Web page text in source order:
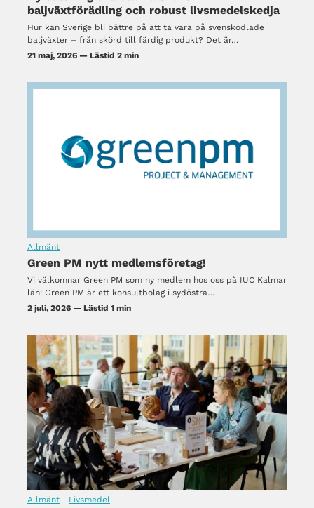
baljväxtförädling och robust livsmedelskedja
Hur kan Sverige bli bättre på att ta vara på svenskodlade
baljväxter – från skörd till färdig produkt? Det är…
21 maj, 2026 — Lästid 2 min
Allmänt
Green PM nytt medlemsföretag!
Vi välkomnar Green PM som ny medlem hos oss på IUC Kalmar
län! Green PM är ett konsultbolag i sydöstra…
2 juli, 2026 — Lästid 1 min
Allmänt | Livsmedel